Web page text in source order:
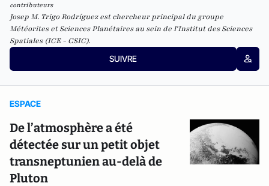
contributeurs
Josep M. Trigo Rodríguez est chercheur principal du groupe
Météorites et Sciences Planétaires au sein de l'Institut des Sciences
Spatiales (ICE - CSIC).
SUIVRE
ESPACE
De l’atmosphère a été
détectée sur un petit objet
transneptunien au-delà de
Pluton